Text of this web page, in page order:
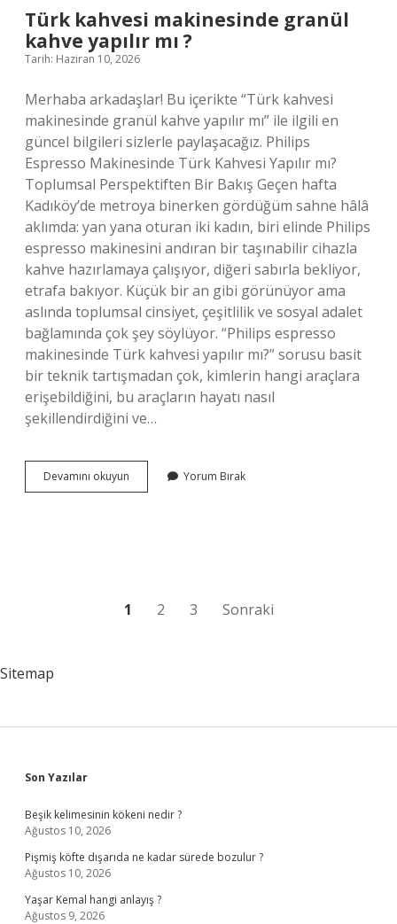
?
Türk kahvesi makinesinde granül
kahve yapılır mı ?
Tarih: Haziran 10, 2026
Merhaba arkadaşlar! Bu içerikte “Türk kahvesi
makinesinde granül kahve yapılır mı” ile ilgili en
güncel bilgileri sizlerle paylaşacağız. Philips
Espresso Makinesinde Türk Kahvesi Yapılır mı?
Toplumsal Perspektiften Bir Bakış Geçen hafta
Kadıköy’de metroya binerken gördüğüm sahne hâlâ
aklımda: yan yana oturan iki kadın, biri elinde Philips
espresso makinesini andıran bir taşınabilir cihazla
kahve hazırlamaya çalışıyor, diğeri sabırla bekliyor,
etrafa bakıyor. Küçük bir an gibi görünüyor ama
aslında toplumsal cinsiyet, çeşitlilik ve sosyal adalet
bağlamında çok şey söylüyor. “Philips espresso
makinesinde Türk kahvesi yapılır mı?” sorusu basit
bir teknik tartışmadan çok, kimlerin hangi araçlara
erişebildiğini, bu araçların hayatı nasıl
şekillendirdiğini ve…
Devamını okuyun
kahvesi
Yorum Bırak
1 2 3 Sonraki
Sitemap
Sidebar
Son Yazılar
Beşik kelimesinin kökeni nedir ?
Ağustos 10, 2026
Pişmiş köfte dışarıda ne kadar sürede bozulur ?
Ağustos 10, 2026
Yaşar Kemal hangi anlayış ?
Ağustos 9, 2026